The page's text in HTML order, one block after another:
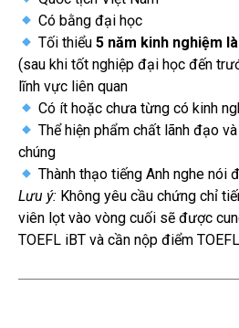
Có bằng đại học
Tối thiểu5 năm kinh nghiệm
(sau khi tốt nghiệp đại học đến
lĩnh vực liên quan
Có ít hoặc chưa từng có kinh
Thể hiện phẩm chất lãnh đạo
chúng
Thành thạo tiếng Anh nghe nói
Lưu ý: Không yêu cầu chứng chỉ
viên lọt vào vòng cuối sẽ được
TOEFL iBT và cần nộp điểm